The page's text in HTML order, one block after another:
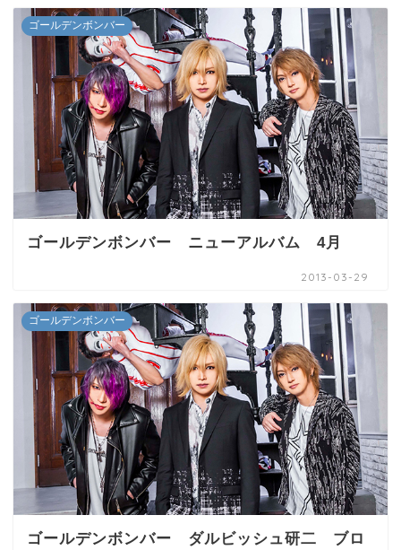
ゴールデンボンバー
ゴールデンボンバー ニューアルバム 4月
2013-03-29
ゴールデンボンバー
ゴールデンボンバー ダルビッシュ研二 ブロ